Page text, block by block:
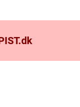
dk